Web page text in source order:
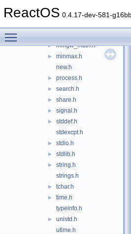
ReactOS 0.4.17-dev-581-
► mbstring.h
► mingw_math.h
►
minmax.h
new.h
► process.h
► search.h
► share.h
► signal.h
►
stddef.h
stdexcpt.h
► stdio.h
► stdlib.h
►
string.h
strings.h
► tchar.h
►
time.h
typeinfo.h
►
unistd.h
utime.h